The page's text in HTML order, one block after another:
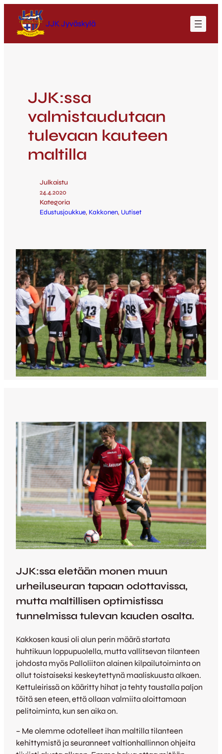
JJK Jyväskylä
JJK:ssa
valmistaudutaan
tulevaan kauteen
maltilla
Julkaistu
24.4.2020
Kategoria
Edustusjoukkue, Kakkonen, Uutiset
JJK:ssa eletään monen muun
urheiluseuran tapaan odottavissa,
mutta maltillisen optimistissa
tunnelmissa tulevan kauden osalta.
Kakkosen kausi oli alun perin määrä startata
huhtikuun loppupuolella, mutta vallitsevan tilanteen
johdosta myös Palloliiton alainen kilpailutoiminta on
ollut toistaiseksi keskeytettynä maaliskuusta alkaen.
Kettuleirissä on kääritty hihat ja tehty taustalla paljon
töitä sen eteen, että ollaan valmiita aloittamaan
pelitoiminta, kun sen aika on.
– Me olemme odotelleet ihan maltilla tilanteen
kehittymistä ja seuranneet valtionhallinnon ohjeita